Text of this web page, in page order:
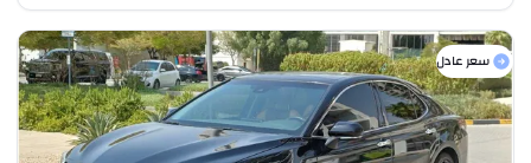
سعر عادل